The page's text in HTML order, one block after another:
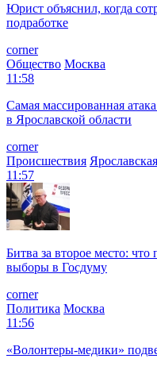
Юрист объяснил, когда
подработке
corner
Общество Москва
11:58
Самая массированная
в Ярославской области
corner
Происшествия
11:57
Битва за второе место: что
выборы в Госдуму
corner
Политика Москва
11:56
«Волонтеры-медики»